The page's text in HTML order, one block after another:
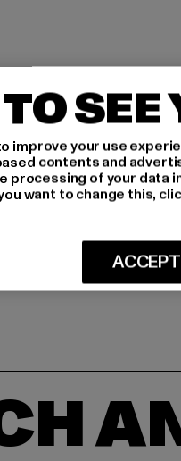
SEE
improve your use
contents and
processing of your data
want to change this,
ACCEPT